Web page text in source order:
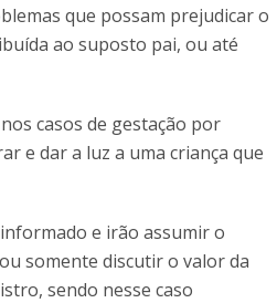
que possam prejudicar o
ao suposto pai, ou até
casos de gestação por
e dar a luz a uma criança que
e irão assumir o
somente discutir o valor da
sendo nesse caso